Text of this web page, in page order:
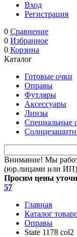
Вход
Регистрация
0 Сравнение
0 Избранное
0 Корзина
Каталог
Готовые очки
Оправы
Футляры
Аксессуары
Линзы
Специальные
Внимание! Мы
(юр.лицами или ИП).
Просим цены
57
Главная
Каталог
Оправы
State 1178 col2